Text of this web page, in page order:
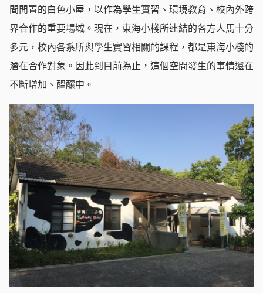
間閒置的白色小屋，以作為學生實習、環境教育、校內外跨
界合作的重要場域。現在，東海小棧所連結的各方人馬十分
多元，校內各系所與學生實習相關的課程，都是東海小棧的
潛在合作對象。因此到目前為止，這個空間發生的事情還在
不斷增加、醞釀中。